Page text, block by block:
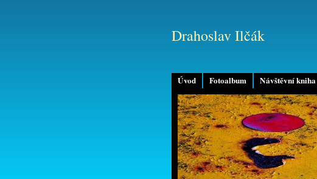
Úvod Fotoalbum Návštěvní kniha
Drahoslav Ilčák